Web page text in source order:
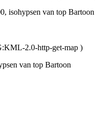
isohypsen van top Bartoon
2.0-http-get-map )
van top Bartoon